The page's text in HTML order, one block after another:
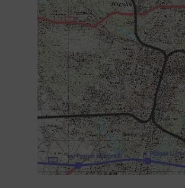
obwodnicy
aglomeracji
poznańskiej